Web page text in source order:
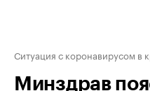
Ситуация с коронавирусом в
Минздрав